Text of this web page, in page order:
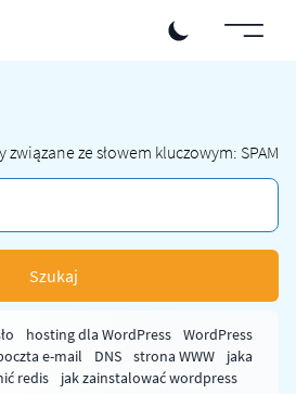
związane ze słowem kluczowym: SPAM
Szukaj
hosting dla WordPress
WordPress
e-mail DNS strona WWW
jaka
redis jak zainstalować wordpress